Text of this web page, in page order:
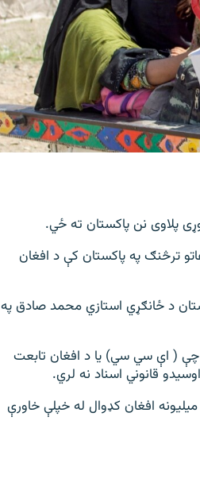
پلاوی نن پاکستان ته ځي.
ترڅنګ په پاکستان کې د افغان
د ځانګړي استازي محمد صادق په
چې ( اې سي سي) یا د افغان تابعت
قانوني اسناد نه لري.
افغان کډوال له خپلې خاورې